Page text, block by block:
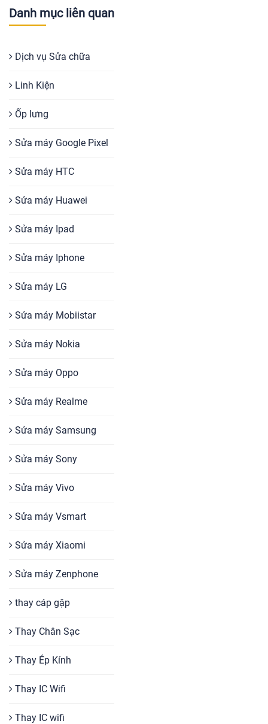
Danh mục liên quan
Dịch vụ Sửa chữa
Linh Kiện
Ốp lưng
Sửa máy Google Pixel
Sửa máy HTC
Sửa máy Huawei
Sửa máy Ipad
Sửa máy Iphone
Sửa máy LG
Sửa máy Mobiistar
Sửa máy Nokia
Sửa máy Oppo
Sửa máy Realme
Sửa máy Samsung
Sửa máy Sony
Sửa máy Vivo
Sửa máy Vsmart
Sửa máy Xiaomi
Sửa máy Zenphone
thay cáp gập
Thay Chân Sạc
Thay Ép Kính
Thay IC Wifi
Thay IC wifi